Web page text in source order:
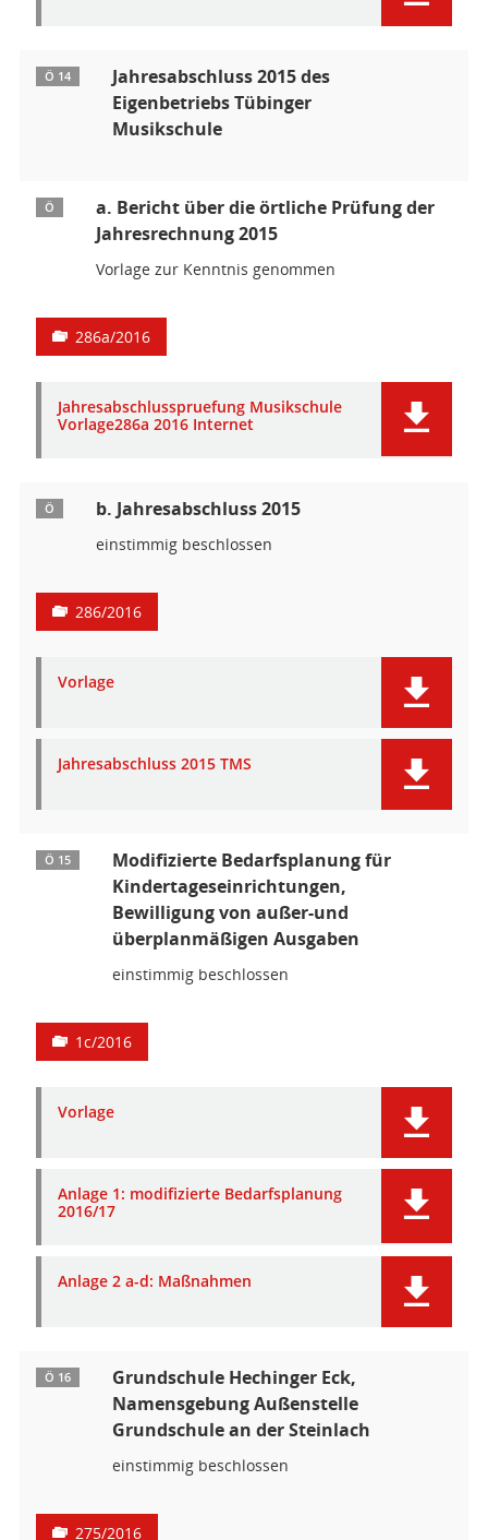
Ö 14
Jahresabschluss 2015 des
Eigenbetriebs Tübinger
Musikschule
Ö
a. Bericht über die örtliche Prüfung der
Jahresrechnung 2015
Vorlage zur Kenntnis genommen
286a/2016
Jahresabschlusspruefung Musikschule
Vorlage286a 2016 Internet
Ö b. Jahresabschluss 2015
einstimmig beschlossen
286/2016
Vorlage
Jahresabschluss 2015 TMS
Ö 15
Modifizierte Bedarfsplanung für
Kindertageseinrichtungen,
Bewilligung von außer-und
überplanmäßigen Ausgaben
einstimmig beschlossen
1c/2016
Vorlage
Anlage 1: modifizierte Bedarfsplanung
2016/17
Anlage 2 a-d: Maßnahmen
Ö 16
Grundschule Hechinger Eck,
Namensgebung Außenstelle
Grundschule an der Steinlach
einstimmig beschlossen
275/2016